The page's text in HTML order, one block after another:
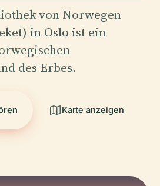
von Norwegen
in Oslo ist ein
des Erbes.
Karte anzeigen